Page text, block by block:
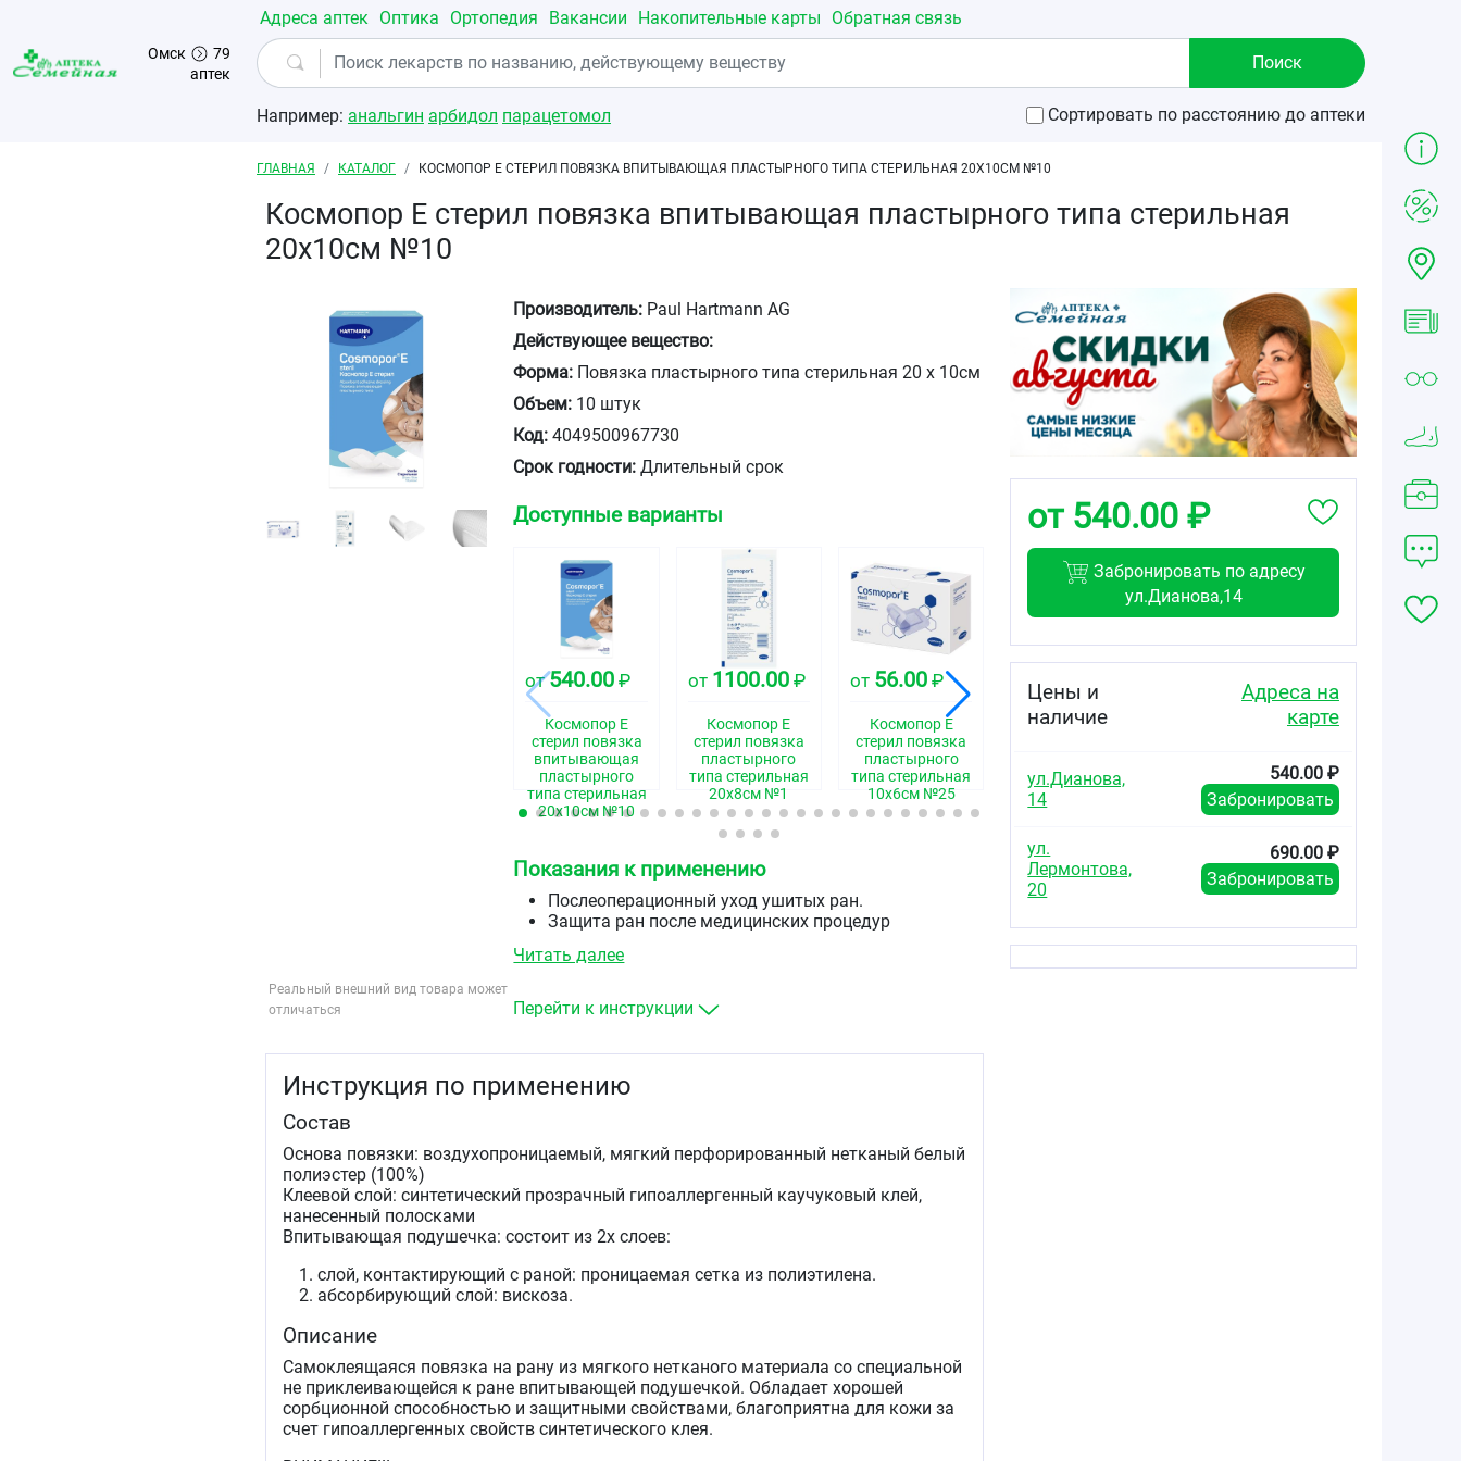
Перейти к основному содержанию
Омск
79
аптек
Адреса аптек Оптика Ортопедия Вакансии Накопительные карты Обратная связь
Например: анальгин арбидол парацетомол Сортировать по расстоянию до аптеки
Строка навигации
ГЛАВНАЯ КАТАЛОГ КОСМОПОР Е СТЕРИЛ ПОВЯЗКА ВПИТЫВАЮЩАЯ ПЛАСТЫРНОГО ТИПА СТЕРИЛЬНАЯ 20Х10СМ №10
Космопор Е стерил повязка впитывающая пластырного типа стерильная
20х10см №10
Реальный внешний вид товара может
отличаться
Производитель: Paul Hartmann AG
Действующее вещество:
Форма: Повязка пластырного типа стерильная 20 х 10см
Объем: 10 штук
Код: 4049500967730
Срок годности: Длительный срок
Доступные варианты
от540.00 ₽
Космопор Е
стерил повязка
впитывающая
пластырного
типа стерильная
20х10см №10
от 1100.00₽
Космопор Е
стерил повязка
пластырного
типа стерильная
20х8см №1
от 56.00 ₽
Космопор Е
стерил повязка
пластырного
типа стерильная
10х6см №25
от 115.00
Космопор Е
типа стерильная
20х10см №25
606.25
типа стерильная
10х8см №25
типа стерильная
Показания к применению
Послеоперационный уход ушитых ран.
Защита ран после медицинских процедур
Стерильный уход при поверхностных повреждениях
Абсорбция экссудата у ран с умеренным
Читать далее
Перейти к инструкции
Инструкция по применению
Состав
Основа повязки: воздухопроницаемый, мягкий перфорированный нетканый белый
полиэстер (100%)
Клеевой слой: синтетический прозрачный гипоаллергенный каучуковый клей,
нанесенный полосками
Впитывающая подушечка: состоит из 2х слоев:
слой, контактирующий с раной: проницаемая сетка из полиэтилена.
абсорбирующий слой: вискоза.
Описание
Самоклеящаяся повязка на рану из мягкого нетканого материала со специальной
не приклеивающейся к ране впитывающей подушечкой. Обладает хорошей
сорбционной способностью и защитными свойствами, благоприятна для кожи за
счет гипоаллергенных свойств синтетического клея.
от 540.00 ₽
Забронировать по адресу
ул.Дианова,14
Цены и
наличие
Адреса на
карте
ул.Дианова,
14
540.00 ₽
Забронировать
ул.
Лермонтова,
20
690.00 ₽
Забронировать